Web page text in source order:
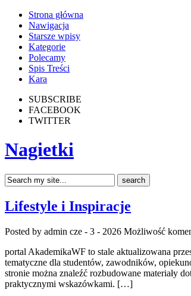
Strona główna
Nawigacja
Starsze wpisy
Kategorie
Polecamy
Spis Treści
Kara
SUBSCRIBE
FACEBOOK
TWITTER
Nagietki
Lifestyle i Inspiracje
Posted by admin cze - 3 - 2026 Możliwość
portal AkademikaWF to stale aktualizowana
tematyczne dla studentów, zawodników,
stronie można znaleźć rozbudowane materiały
praktycznymi wskazówkami. […]